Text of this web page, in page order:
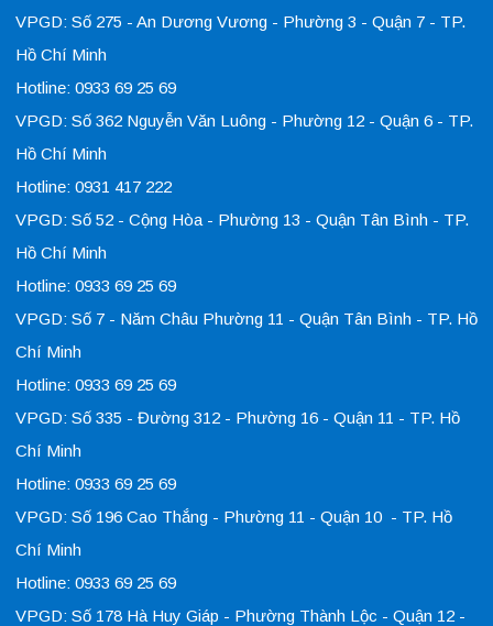
VPGD: Số 275 - An Dương Vương - Phường 3 - Quận 7 - TP.
Hồ Chí Minh
Hotline: 0933 69 25 69
VPGD: Số 362 Nguyễn Văn Luông - Phường 12 - Quận 6 - TP.
Hồ Chí Minh
Hotline: 0931 417 222
VPGD: Số 52 - Cộng Hòa - Phường 13 - Quận Tân Bình - TP.
Hồ Chí Minh
Hotline: 0933 69 25 69
VPGD: Số 7 - Năm Châu Phường 11 - Quận Tân Bình - TP. Hồ
Chí Minh
Hotline: 0933 69 25 69
VPGD: Số 335 - Đường 312 - Phường 16 - Quận 11 - TP. Hồ
Chí Minh
Hotline: 0933 69 25 69
VPGD: Số 196 Cao Thắng - Phường 11 - Quận 10 - TP. Hồ
Chí Minh
Hotline: 0933 69 25 69
VPGD: Số 178 Hà Huy Giáp - Phường Thành Lộc - Quận 12 -